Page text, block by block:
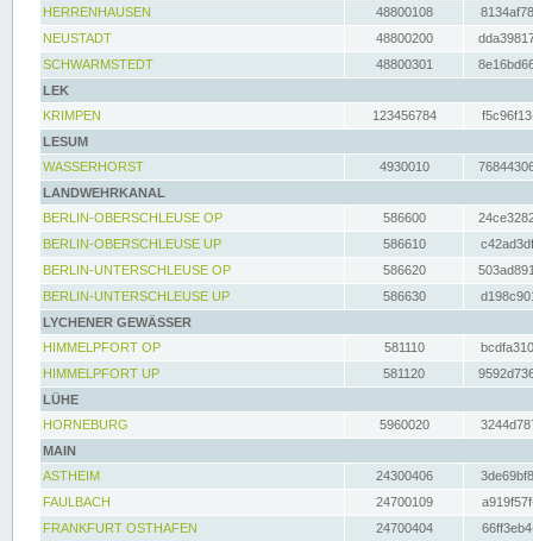
HERRENHAUSEN
48800108
NEUSTADT
48800200
SCHWARMSTEDT
48800301
LEK
KRIMPEN
123456784
LESUM
WASSERHORST
4930010
LANDWEHRKANAL
BERLIN-OBERSCHLEUSE OP
586600
BERLIN-OBERSCHLEUSE UP
586610
BERLIN-UNTERSCHLEUSE OP
586620
BERLIN-UNTERSCHLEUSE UP
586630
LYCHENER GEWÄSSER
HIMMELPFORT OP
581110
HIMMELPFORT UP
581120
LÜHE
HORNEBURG
5960020
MAIN
ASTHEIM
24300406
FAULBACH
24700109
FRANKFURT OSTHAFEN
24700404